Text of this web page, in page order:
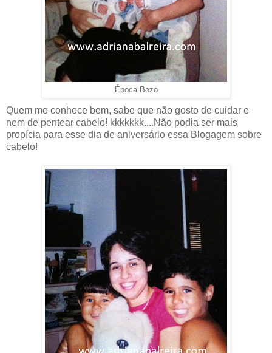
Época Bozo
Quem me conhece bem, sabe que não gosto de cuidar e
nem de pentear cabelo! kkkkkkk....Não podia ser mais
propícia para esse dia de aniversário essa Blogagem sobre
cabelo!